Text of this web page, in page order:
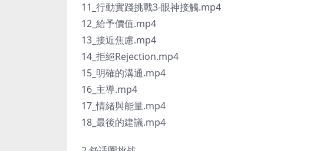
11_行動實踐挑戰3-眼神接觸.mp4
12_給予價值.mp4
13_接近焦慮.mp4
14_拒絕Rejection.mp4
15_明確的溝通.mp4
16_主導.mp4
17_情緒與能量.mp4
18_最後的建議.mp4